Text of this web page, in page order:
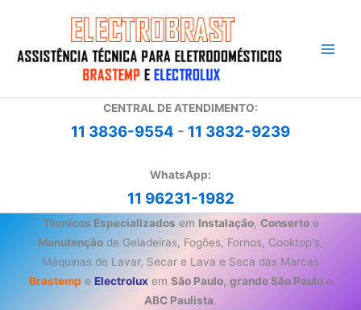
conteúdo
CENTRAL DE ATENDIMENTO:
11 3836-9554 - 11 3832-9239
WhatsApp:
11 96231-1982
Técnicos Especializados em Instalação, Consertoe
Manutenção de Geladeiras, Fogões, Fornos, Cooktop's,
Máquinas de Lavar, Secar e Lava e Seca das Marcas
Brastemp e Electroluxem São Paulo, grande São Pauloe
ABC Paulista.